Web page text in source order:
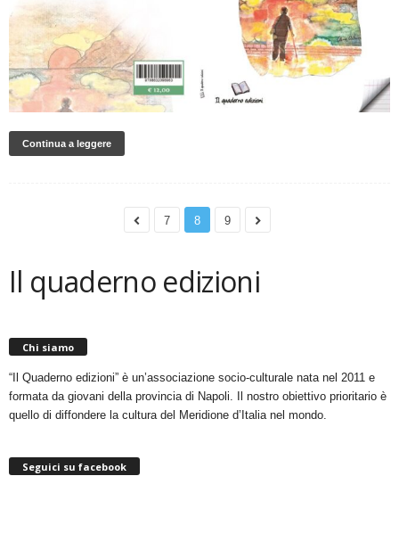
Continua a leggere
7 8 9
Il quaderno edizioni
Chi siamo
“Il Quaderno edizioni” è un’associazione socio-culturale nata nel 2011 e
formata da giovani della provincia di Napoli. Il nostro obiettivo prioritario è
quello di diffondere la cultura del Meridione d’Italia nel mondo.
Seguici su facebook